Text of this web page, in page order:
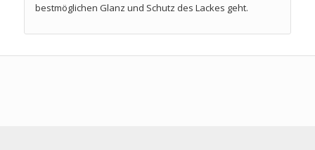
bestmöglichen Glanz und Schutz des Lackes geht.